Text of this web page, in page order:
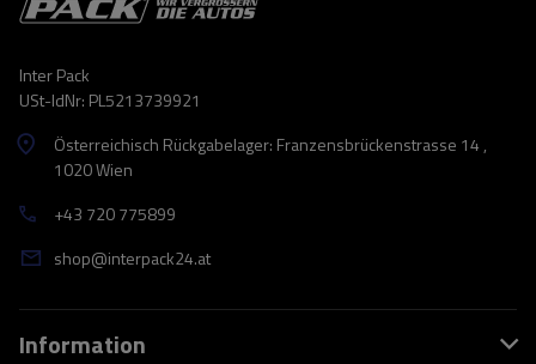
Inter Pack
USt-IdNr: PL5213739921
Österreichisch Rückgabelager: Franzensbrückenstrasse 14 ,
1020 Wien
+43 720 775899
shop@interpack24.at
Information